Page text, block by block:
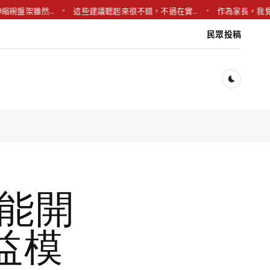
架雖然.. 這些建議聽起來很不錯，不過在實.. 作為家長，我覺得
民眾投稿
開
模